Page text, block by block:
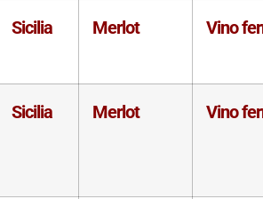
Sicilia Merlot Vino
Sicilia Merlot Vino